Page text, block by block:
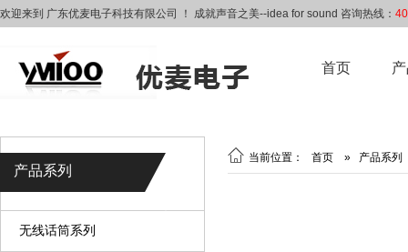
欢迎来到 广东优麦电子科技有限公司 ！ 成就声音之美--idea for sound 咨询热线：
首页
产品系列
无线话筒系列
 当前位置： 首页 » 产品系列